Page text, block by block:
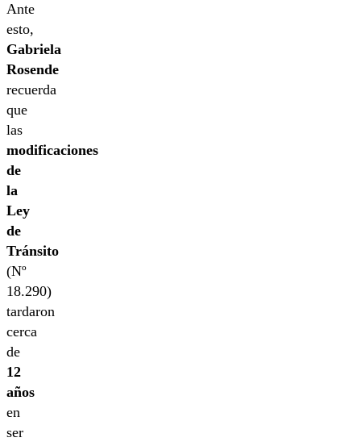
Ante
esto,
Gabriela
Rosende
recuerda
que
las
modificaciones
de
la
Ley
de
Tránsito
(Nº
18.290)
tardaron
cerca
de
12
años
en
ser